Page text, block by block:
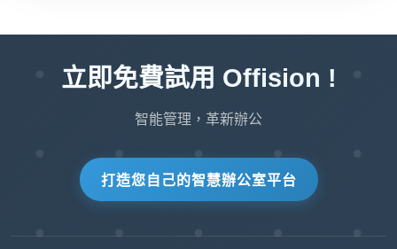
立即免費試用 Offision !
智能管理，革新辦公
打造您自己的智慧辦公室平台